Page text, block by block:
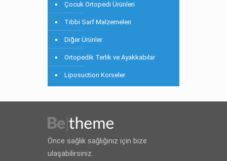
Çocuk Ortopedi Ürünleri
Tıbbi Sarf Malzemeleri
Diğer Ürünler
Ortopedik Terlik ve Ayakkabılar
Liposuction Korseler
Önce sağlık sağlığınız için bize
ulaşabilirsiniz.